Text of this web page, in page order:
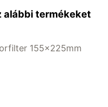
alábbi termékeket
155x225mm